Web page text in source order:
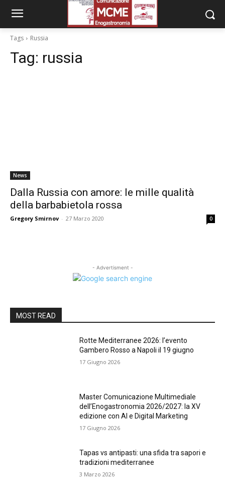
Tags Russia
Tag: russia
News
Dalla Russia con amore: le mille qualità
della barbabietola rossa
Gregory Smirnov - 27 Marzo 2020 0
- Advertisment -
MOST READ
Rotte Mediterranee 2026: l’evento
Gambero Rosso a Napoli il 19 giugno
17 Giugno 2026
Master Comunicazione Multimediale
dell’Enogastronomia 2026/2027: la XV
edizione con AI e Digital Marketing
17 Giugno 2026
Tapas vs antipasti: una sfida tra sapori e
tradizioni mediterranee
3 Marzo 2026